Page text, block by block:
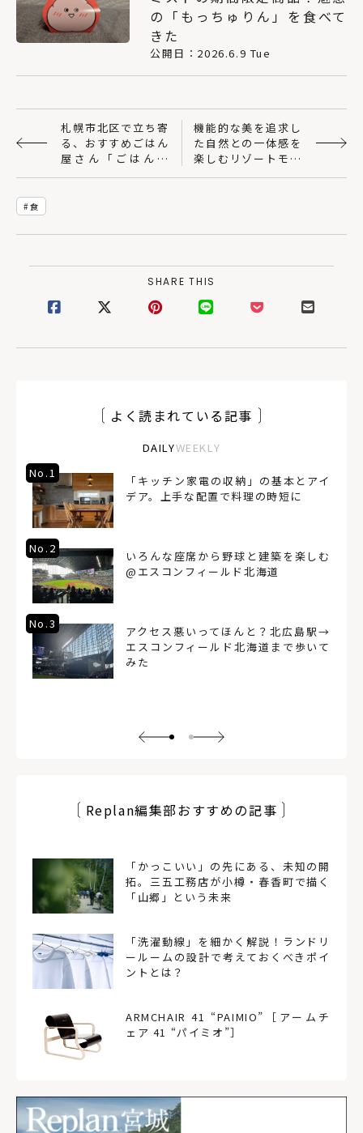
の「もっちゅりん」を食べて
きた
公開日：2026.6.9 Tue
札幌市北区で立ち寄
る、おすすめごはん
屋さん「ごはんや
機能的な美を追求し
た自然との一体感を
楽しむリゾートモダ
食
SHARE THIS
よく読まれている記事
DAILYWEEKLY
No.1
「キッチン家電の収納」の基本とアイ
デア。上手な配置で料理の時短に
No.2
いろんな座席から野球と建築を楽しむ
@エスコンフィールド北海道
No.3
アクセス悪いってほんと？北広島駅→
エスコンフィールド北海道まで歩いて
みた
Replan編集部おすすめの記事
「かっこいい」の先にある、未知の開
拓。三五工務店が小樽・春香町で描く
「山郷」という未来
「洗濯動線」を細かく解説！ランドリ
ールームの設計で考えておくべきポイ
ントとは？
ARMCHAIR 41 “PAIMIO”［アームチ
ェア 41 “パイミオ”］